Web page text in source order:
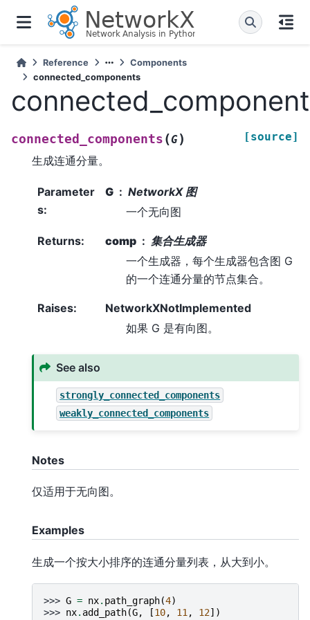
Reference
Components
connected_components
connected_components (G) [source]
生成连通分量。
Parameter
s:
G
NetworkX 图
一个无向图
Returns: comp
集合生成器
一个生成器，每个生成器包含图 G
的一个连通分量的节点集合。
Raises:
NetworkXNotImplemented
如果 G 是有向图。
See also
strongly_connected_components
weakly_connected_components
Notes
仅适用于无向图。
Examples
生成一个按大小排序的连通分量列表，从大到小。
>>> G = nx. path_graph(4)
>>> nx. add_path(G, [10, 11 , 12])